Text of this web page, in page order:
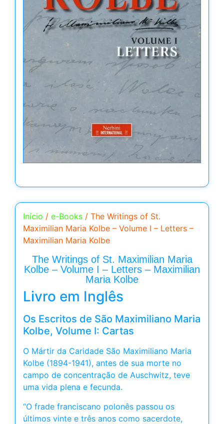
Início / e-Books / The Writings of St.
Maximilian Maria Kolbe – Volume I – Letters –
Maximilian Maria Kolbe
The Writings of St. Maximilian Maria
Kolbe – Volume I – Letters – Maximilian
Maria Kolbe
Livro em Inglês
Os Escritos de São Maximiliano Maria
Kolbe, Volume I: Cartas
O Mártir da Caridade São Maximiliano Maria
Kolbe (1894-1941), antes de sua morte no
campo de concentração de Auschwitz, teve
uma vida plena e fecunda.
“O frade franciscano polonês passou os
últimos vinte e três anos como sacerdote,